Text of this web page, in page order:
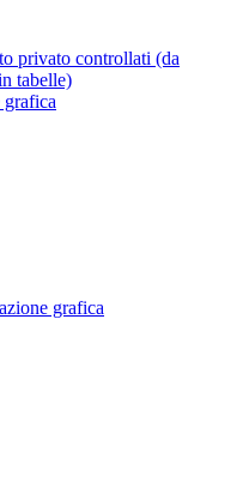
privato controllati (da
tabelle)
grafica
grafica